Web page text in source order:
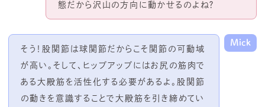
態だから沢山の方向に動かせるのよね？
そう！股関節は球関節だからこそ関節の可動域
が高い。そして、ヒップアップにはお尻の筋肉で
ある大殿筋を活性化する必要があるよ。股関節
の動きを意識することで大殿筋を引き締めてい
Mick